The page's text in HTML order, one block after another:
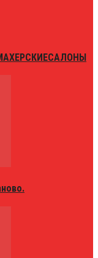
САЛОНЫ